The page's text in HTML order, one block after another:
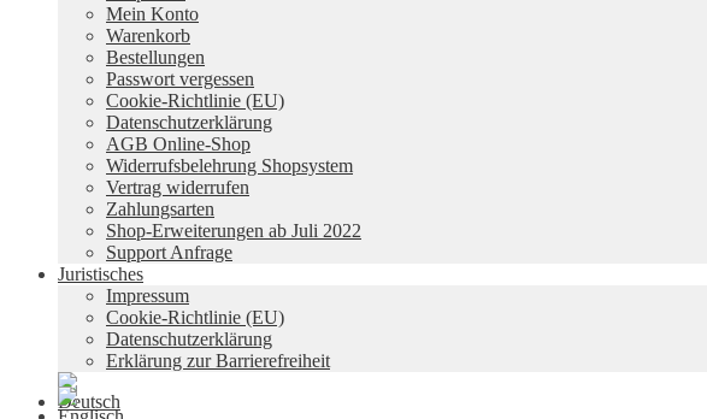
Mein Konto
Warenkorb
Bestellungen
Passwort vergessen
Cookie-Richtlinie (EU)
Datenschutzerklärung
AGB Online-Shop
Widerrufsbelehrung Shopsystem
Vertrag widerrufen
Zahlungsarten
Shop-Erweiterungen ab Juli 2022
Support Anfrage
Juristisches
Impressum
Cookie-Richtlinie (EU)
Datenschutzerklärung
Erklärung zur Barrierefreiheit